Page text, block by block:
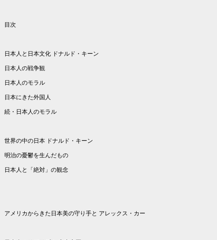
目次
日本人と日本文化 ドナルド・キーン
日本人の戦争観
日本人のモラル
日本にきた外国人
続・日本人のモラル
世界の中の日本 ドナルド・キーン
明治の憂鬱を生んだもの
日本人と「絶対」の観念
アメリカからきた日本美の守り手と アレックス・カー